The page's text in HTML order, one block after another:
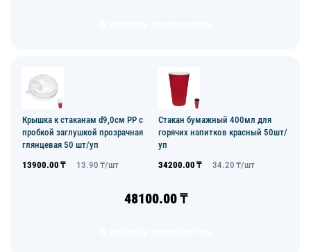
Крышка к стаканам d9,0см PP с
пробкой заглушкой прозрачная
глянцевая 50 шт/уп
13900.00 ₸ 13.90 ₸/шт
Стакан бумажный 400мл для
горячих напитков красный 50шт/
уп
34200.00 ₸ 34.20 ₸/шт
48100.00₸